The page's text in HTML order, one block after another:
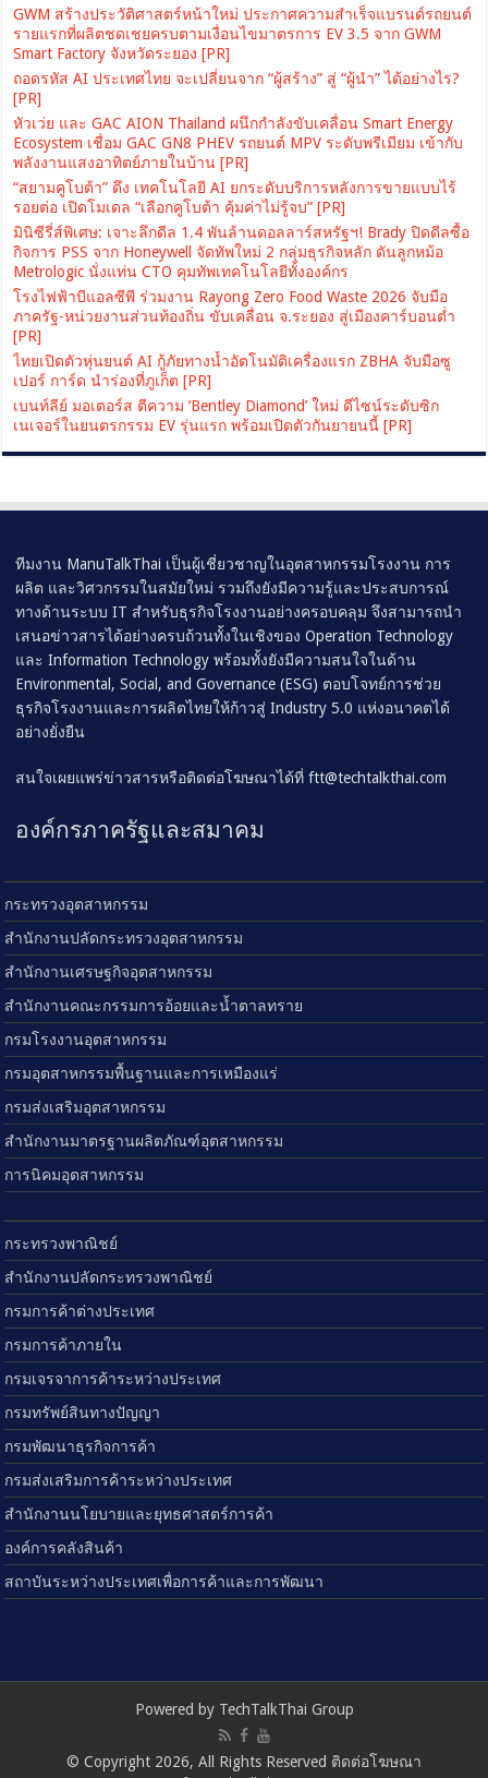
GWM สร้างประวัติศาสตร์หน้าใหม่ ประกาศความสำเร็จแบรนด์รถยนต์
รายแรกที่ผลิตชดเชยครบตามเงื่อนไขมาตรการ EV 3.5 จาก GWM
Smart Factory จังหวัดระยอง [PR]
ถอดรหัส AI ประเทศไทย จะเปลี่ยนจาก “ผู้สร้าง” สู่ “ผู้นำ” ได้อย่างไร?
[PR]
หัวเว่ย และ GAC AION Thailand ผนึกกำลังขับเคลื่อน Smart Energy
Ecosystem เชื่อม GAC GN8 PHEV รถยนต์ MPV ระดับพรีเมียม เข้ากับ
พลังงานแสงอาทิตย์ภายในบ้าน [PR]
“สยามคูโบต้า” ดึง เทคโนโลยี AI ยกระดับบริการหลังการขายแบบไร้
รอยต่อ เปิดโมเดล “เลือกคูโบต้า คุ้มค่าไม่รู้จบ” [PR]
มินิซีรี่ส์พิเศษ: เจาะลึกดีล 1.4 พันล้านดอลลาร์สหรัฐฯ! Brady ปิดดีลซื้อ
กิจการ PSS จาก Honeywell จัดทัพใหม่ 2 กลุ่มธุรกิจหลัก ดันลูกหม้อ
Metrologic นั่งแท่น CTO คุมทัพเทคโนโลยีทั้งองค์กร
โรงไฟฟ้าบีแอลซีพี ร่วมงาน Rayong Zero Food Waste 2026 จับมือ
ภาครัฐ-หน่วยงานส่วนท้องถิ่น ขับเคลื่อน จ.ระยอง สู่เมืองคาร์บอนต่ำ
[PR]
ไทยเปิดตัวหุ่นยนต์ AI กู้ภัยทางน้ำอัตโนมัติเครื่องแรก ZBHA จับมือซู
เปอร์ การ์ด นำร่องที่ภูเก็ต [PR]
เบนท์ลีย์ มอเตอร์ส ตีความ ‘Bentley Diamond’ ใหม่ ดีไซน์ระดับซิก
เนเจอร์ในยนตรกรรม EV รุ่นแรก พร้อมเปิดตัวกันยายนนี้ [PR]
ทีมงาน ManuTalkThai เป็นผู้เชี่ยวชาญในอุตสาหกรรมโรงงาน การ
ผลิต และวิศวกรรมในสมัยใหม่ รวมถึงยังมีความรู้และประสบการณ์
ทางด้านระบบ IT สำหรับธุรกิจโรงงานอย่างครอบคลุม จึงสามารถนำ
เสนอข่าวสารได้อย่างครบถ้วนทั้งในเชิงของ Operation Technology
และ Information Technology พร้อมทั้งยังมีความสนใจในด้าน
Environmental, Social, and Governance (ESG) ตอบโจทย์การช่วย
ธุรกิจโรงงานและการผลิตไทยให้ก้าวสู่ Industry 5.0 แห่งอนาคตได้
อย่างยั่งยืน
สนใจเผยแพร่ข่าวสารหรือติดต่อโฆษณาได้ที่ftt@techtalkthai.com
องค์กรภาครัฐและสมาคม
กระทรวงอุตสาหกรรม
สำนักงานปลัดกระทรวงอุตสาหกรรม
สำนักงานเศรษฐกิจอุตสาหกรรม
สำนักงานคณะกรรมการอ้อยและน้ำตาลทราย
กรมโรงงานอุตสาหกรรม
กรมอุตสาหกรรมพื้นฐานและการเหมืองแร่
กรมส่งเสริมอุตสาหกรรม
สำนักงานมาตรฐานผลิตภัณฑ์อุตสาหกรรม
การนิคมอุตสาหกรรม
กระทรวงพาณิชย์
สำนักงานปลัดกระทรวงพาณิชย์
กรมการค้าต่างประเทศ
กรมการค้าภายใน
กรมเจรจาการค้าระหว่างประเทศ
กรมทรัพย์สินทางปัญญา
กรมพัฒนาธุรกิจการค้า
กรมส่งเสริมการค้าระหว่างประเทศ
สำนักงานนโยบายและยุทธศาสตร์การค้า
องค์การคลังสินค้า
สถาบันระหว่างประเทศเพื่อการค้าและการพัฒนา
Powered by TechTalkThai Group
© Copyright 2026, All Rights Reserved ติดต่อโฆษณา